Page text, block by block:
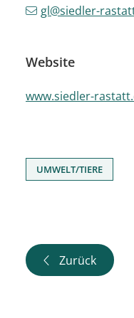
gl@siedler-
Website
www.siedler-
UMWELT/TIERE
Zurück